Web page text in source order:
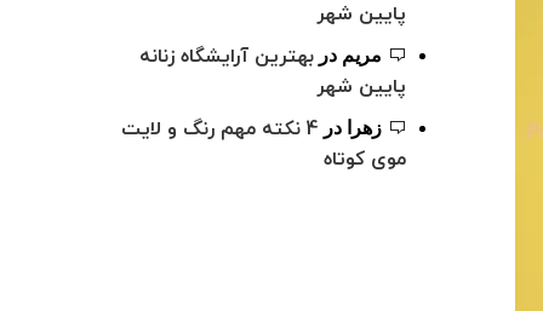
پایین شهر
مریم دربهترین آرایشگاه زنانه
پایین شهر
زهرا در
4 نکته مهم رنگ و لایت
موی کوتاه